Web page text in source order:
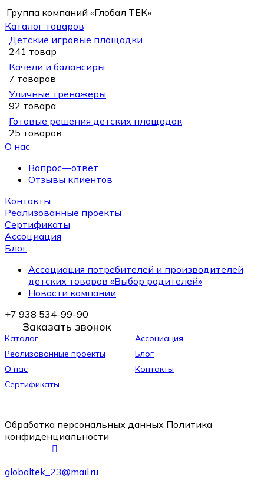
Группа компаний «Глобал ТЕК»
Каталог товаров
Детские игровые площадки
241 товар
Качели и балансиры
7 товаров
Уличные тренажеры
92 товара
Готовые решения детских площадок
25 товаров
О нас
Вопрос—ответ
Отзывы клиентов
Контакты
Реализованные проекты
Сертификаты
Ассоциация
Блог
Ассоциация потребителей и производителей
детских товаров «Выбор родителей»
Новости компании
+7 938 534-99-90
Заказать звонок
Каталог
Ассоциация
Реализованные проекты
Блог
О нас
Контакты
Сертификаты
Обработка персональных данных Политика
конфиденциальности
globaltek_23@mail.ru